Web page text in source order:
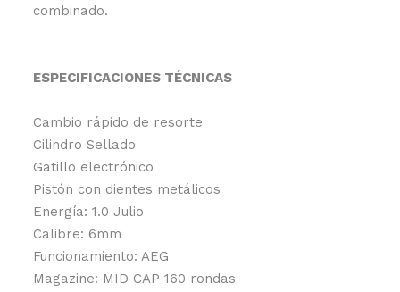
combinado.
ESPECIFICACIONES TÉCNICAS
Cambio rápido de resorte
Cilindro Sellado
Gatillo electrónico
Pistón con dientes metálicos
Energía: 1.0 Julio
Calibre: 6mm
Funcionamiento: AEG
Magazine: MID CAP 160 rondas